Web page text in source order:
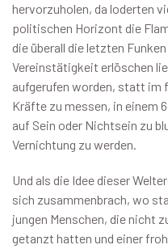
hervorzuholen, da loderten
politischen Horizont die
die überall die letzten
Vereinstätigkeit erlöschen
aufgerufen worden, statt
Kräfte zu messen, in einem
auf Sein oder Nichtsein zu
Vernichtung zu werden.
Und als die Idee dieser
sich zusammenbrach, wo
jungen Menschen, die nicht
getanzt hatten und einer